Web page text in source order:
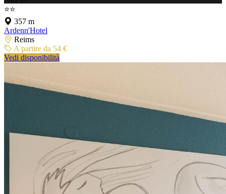
⭐⭐
357 m
Ardenn'Hotel
Reims
A partire da 54 €
Vedi disponibilità